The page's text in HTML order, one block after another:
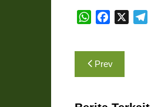
W
t
p
o
a
Navigasi
pos
Prev